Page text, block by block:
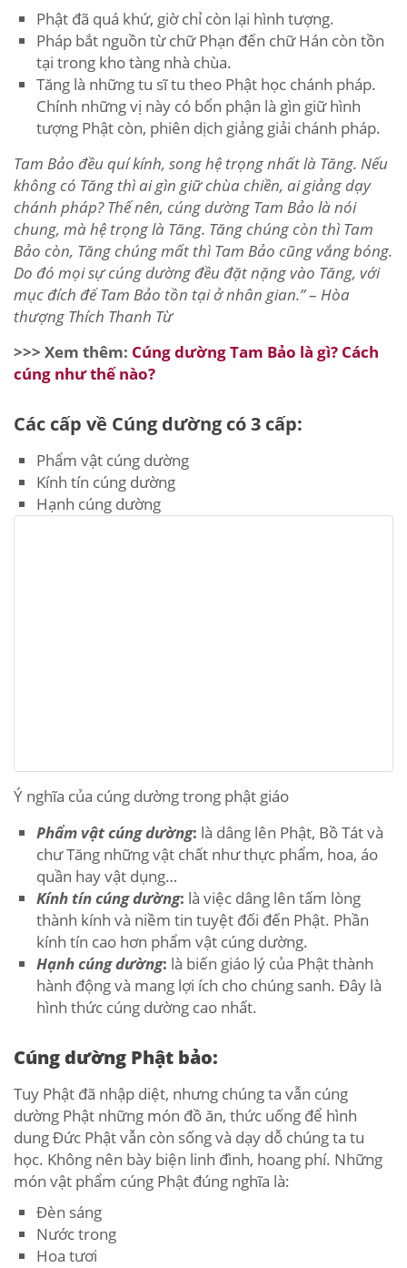
Phật đã quá khứ, giờ chỉ còn lại hình tượng.
Pháp bắt nguồn từ chữ Phạn đến chữ Hán còn tồn
tại trong kho tàng nhà chùa.
Tăng là những tu sĩ tu theo Phật học chánh pháp.
Chính những vị này có bổn phận là gìn giữ hình
tượng Phật còn, phiên dịch giảng giải chánh pháp.
Tam Bảo đều quí kính, song hệ trọng nhất là Tăng. Nếu
không có Tăng thì ai gìn giữ chùa chiền, ai giảng dạy
chánh pháp? Thế nên, cúng dường Tam Bảo là nói
chung, mà hệ trọng là Tăng. Tăng chúng còn thì Tam
Bảo còn, Tăng chúng mất thì Tam Bảo cũng vắng bóng.
Do đó mọi sự cúng dường đều đặt nặng vào Tăng, với
mục đích để Tam Bảo tồn tại ở nhân gian.”– Hòa
thượng Thích Thanh Từ
>>> Xem thêm: Cúng dường Tam Bảo là gì? Cách
cúng như thế nào?
Các cấp về Cúng dường có 3 cấp:
Phẩm vật cúng dường
Kính tín cúng dường
Hạnh cúng dường
Ý nghĩa của cúng dường trong phật giáo
Phẩm vật cúng dường: là dâng lên Phật, Bồ Tát và
chư Tăng những vật chất như thực phẩm, hoa, áo
quần hay vật dụng…
Kính tín cúng dường: là việc dâng lên tấm lòng
thành kính và niềm tin tuyệt đối đến Phật. Phần
kính tín cao hơn phẩm vật cúng dường.
Hạnh cúng dường: là biến giáo lý của Phật thành
hành động và mang lợi ích cho chúng sanh. Đây là
hình thức cúng dường cao nhất.
Cúng dường Phật bảo:
Tuy Phật đã nhập diệt, nhưng chúng ta vẫn cúng
dường Phật những món đồ ăn, thức uống để hình
dung Đức Phật vẫn còn sống và dạy dỗ chúng ta tu
học. Không nên bày biện linh đình, hoang phí. Những
món vật phẩm cúng Phật đúng nghĩa là:
Đèn sáng
Nước trong
Hoa tươi